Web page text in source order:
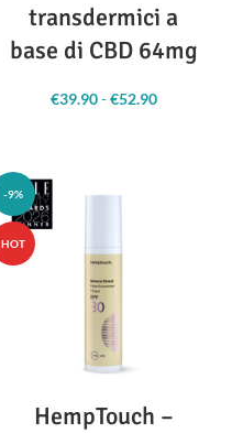
transdermici a
base di CBD 64mg
€39.90 - €52.90
-9%
HOT
HempTouch –